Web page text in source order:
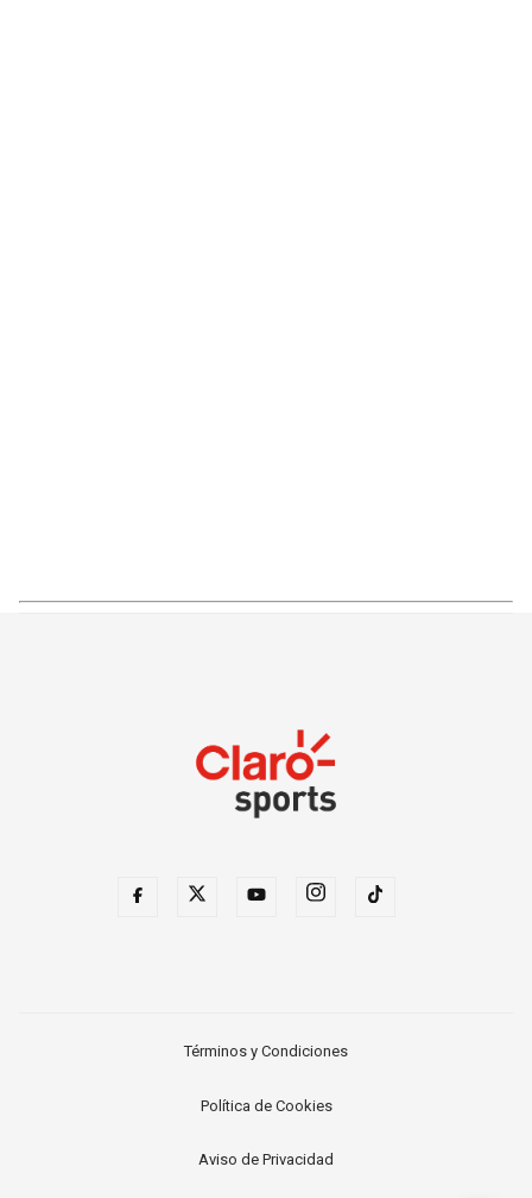
Términos y Condiciones
Política de Cookies
Aviso de Privacidad